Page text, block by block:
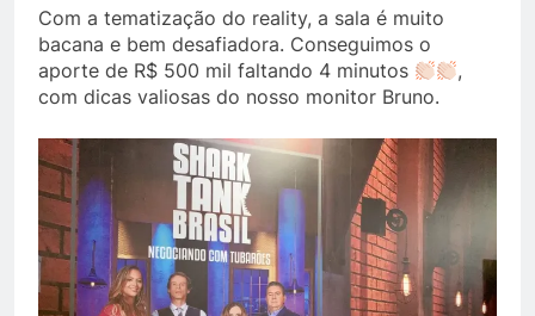
Com a tematização do reality, a sala é muito
bacana e bem desafiadora. Conseguimos o
aporte de R$ 500 mil faltando 4 minutos
,
com dicas valiosas do nosso monitor Bruno.